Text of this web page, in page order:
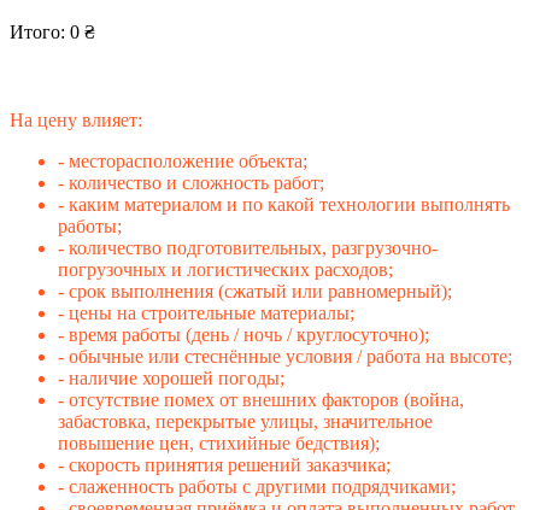
Итого: 0 ₴
На цену влияет:
- месторасположение объекта;
- количество и сложность работ;
- каким материалом и по какой технологии выполнять
работы;
- количество подготовительных, разгрузочно-
погрузочных и логистических расходов;
- срок выполнения (сжатый или равномерный);
- цены на строительные материалы;
- время работы (день / ночь / круглосуточно);
- обычные или стеснённые условия / работа на высоте;
- наличие хорошей погоды;
- отсутствие помех от внешних факторов (война,
забастовка, перекрытые улицы, значительное
повышение цен, стихийные бедствия);
- скорость принятия решений заказчика;
- слаженность работы с другими подрядчиками;